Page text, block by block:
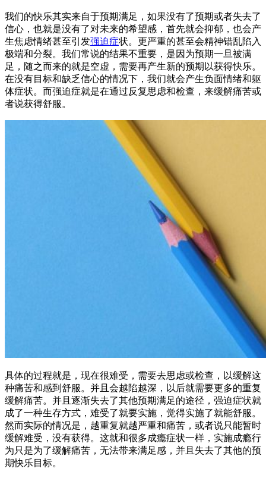
我们的快乐其实来自于预期满足，如果没有了预期或者失去了
信心，也就是没有了对未来的希望感，首先就会抑郁，也会产
生焦虑情绪甚至引发强迫症状。更严重的甚至会精神错乱陷入
极端和分裂。我们常说的结果不重要，是因为预期一旦被满
足，随之而来的就是空虚，需要再产生新的预期以获得快乐。
在没有目标和缺乏信心的情况下，我们就会产生负面情绪和躯
体症状。而强迫症就是在通过反复思虑和检查，来缓解痛苦或
者说获得舒服。
具体的过程就是，现在很难受，需要去思虑或检查，以缓解这
种痛苦和感到舒服。并且会越陷越深，以后就需要更多的重复
缓解痛苦。并且逐渐失去了其他预期满足的途径，强迫症状就
成了一种生存方式，难受了就要实施，觉得实施了就能舒服。
然而实际的情况是，越重复就越严重和痛苦，或者说只能暂时
缓解难受，没有获得。这就和很多成瘾症状一样，实施成瘾行
为只是为了缓解痛苦，无法带来满足感，并且失去了其他的预
期快乐目标。